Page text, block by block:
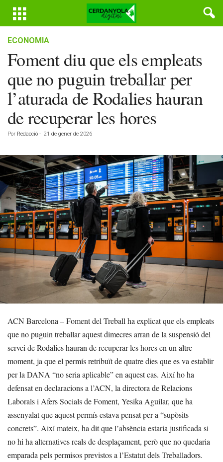
ECONOMIA
Foment diu que els empleats
que no puguin treballar per
l’aturada de Rodalies hauran
de recuperar les hores
Por Redacció - 21 de gener de 2026
ACN Barcelona – Foment del Treball ha explicat que els empleats
que no puguin treballar aquest dimecres arran de la suspensió del
servei de Rodalies hauran de recuperar les hores en un altre
moment, ja que el permís retribuït de quatre dies que es va establir
per la DANA “no seria aplicable” en aquest cas. Així ho ha
defensat en declaracions a l’ACN, la directora de Relacions
Laborals i Afers Socials de Foment, Yesika Aguilar, que ha
assenyalat que aquest permís estava pensat per a “supòsits
concrets”. Així mateix, ha dit que l’absència estaria justificada si
no hi ha alternatives reals de desplaçament, però que no quedaria
emparada pels permisos previstos a l’Estatut dels Treballadors.